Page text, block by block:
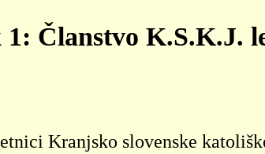
1: Članstvo K.S.K.J.
Kranjsko slovenske